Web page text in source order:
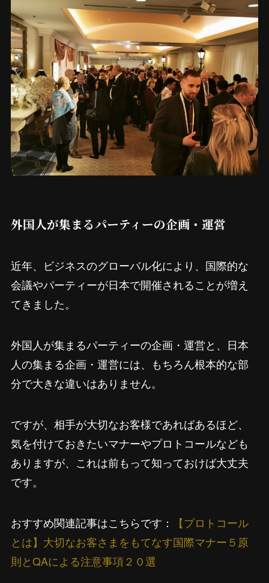
外国人が集まるパーティーの企画・運営
近年、ビジネスのグローバル化により、国際的な
会議やパーティーが日本で開催されることが増え
てきました。
外国人が集まるパーティーの企画・運営と、日本
人の集まる企画・運営には、もちろん根本的な部
分で大きな違いはありません。
ですが、相手が大切なお客様であればあるほど、
気を付けておきたいマナーやプロトコールなども
ありますが、これは前もって知っておけば大丈夫
です。
おすすめ関連記事はこちらです：
【プロトコール
とは】大切なお客さまをもてなす国際マナー５原
則とQAによる注意事項２０選